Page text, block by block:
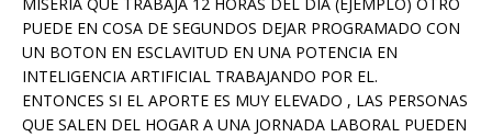
MISERIA QUE TRABAJA 12 HORAS DEL DIA (EJEMPLO) OTRO
PUEDE EN COSA DE SEGUNDOS DEJAR PROGRAMADO CON
UN BOTON EN ESCLAVITUD EN UNA POTENCIA EN
INTELIGENCIA ARTIFICIAL TRABAJANDO POR EL.
ENTONCES SI EL APORTE ES MUY ELEVADO , LAS PERSONAS
QUE SALEN DEL HOGAR A UNA JORNADA LABORAL PUEDEN